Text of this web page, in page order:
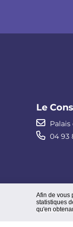
Afin de vous
statistiques
qu'en
Le
Palais
04 93
Conformité